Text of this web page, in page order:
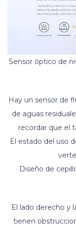
Sensor óptico de
Hay un sensor de
de aguas
recordar que el
El estado del uso
Diseño de
El lado derecho y
tienen